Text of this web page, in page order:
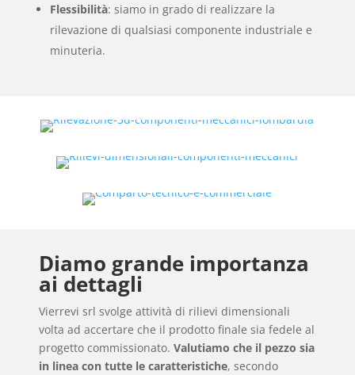
Flessibilità: siamo in grado di realizzare la
rilevazione di qualsiasi componente industriale e
minuteria.
Diamo grande importanza
ai dettagli
Vierrevi srl svolge attività di rilievi dimensionali
volta ad accertare che il prodotto finale sia fedele al
progetto commissionato.Valutiamo che il pezzo sia
in linea con tutte le caratteristiche, secondo